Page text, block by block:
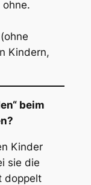
ohne.
Kindern,
beim
Kinder
sie die
doppelt